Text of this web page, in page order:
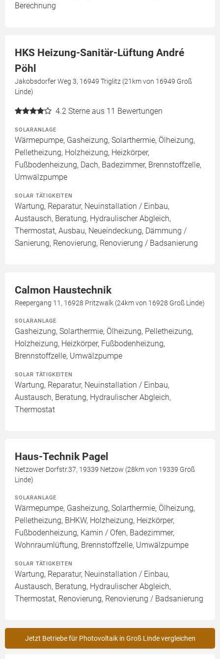
Berechnung
HKS Heizung-Sanitär-Lüftung André
Pöhl
Jakobsdorfer Weg 3, 16949 Triglitz (21km von 16949 Groß
Linde)
4.2 Sterne aus 11 Bewertungen
SOLARANLAGE
Wärmepumpe, Gasheizung, Solarthermie, Ölheizung,
Pelletheizung, Holzheizung, Heizkörper,
Fußbodenheizung, Dach, Badezimmer, Brennstoffzelle,
Umwälzpumpe
SOLAR TÄTIGKEITEN
Wartung, Reparatur, Neuinstallation / Einbau,
Austausch, Beratung, Hydraulischer Abgleich,
Thermostat, Ausbau, Neueindeckung, Dämmung /
Sanierung, Renovierung, Renovierung / Badsanierung
Calmon Haustechnik
Reepergang 11, 16928 Pritzwalk (24km von 16928 Groß Linde)
SOLARANLAGE
Gasheizung, Solarthermie, Ölheizung, Pelletheizung,
Holzheizung, Heizkörper, Fußbodenheizung,
Brennstoffzelle, Umwälzpumpe
SOLAR TÄTIGKEITEN
Wartung, Reparatur, Neuinstallation / Einbau,
Austausch, Beratung, Hydraulischer Abgleich,
Thermostat
Haus-Technik Pagel
Netzower Dorfstr.37, 19339 Netzow (28km von 19339 Groß
Linde)
SOLARANLAGE
Wärmepumpe, Gasheizung, Solarthermie, Ölheizung,
Pelletheizung, BHKW, Holzheizung, Heizkörper,
Fußbodenheizung, Kamin / Ofen, Badezimmer,
Wohnraumlüftung, Brennstoffzelle, Umwälzpumpe
SOLAR TÄTIGKEITEN
Wartung, Reparatur, Neuinstallation / Einbau,
Austausch, Beratung, Hydraulischer Abgleich,
Thermostat, Renovierung, Renovierung / Badsanierung
Jetzt Betriebe für Photovoltaik in Groß Linde vergleichen